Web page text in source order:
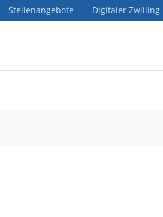
Stellenangebote Digitaler Zwilling